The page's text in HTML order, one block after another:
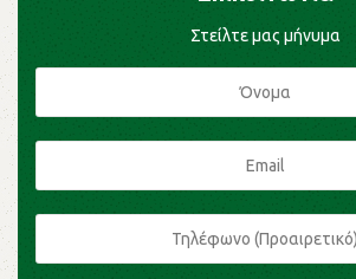
Στείλτε μας μήνυμα